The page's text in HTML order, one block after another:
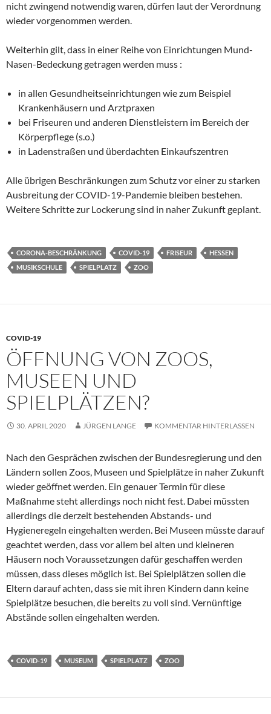
nicht zwingend notwendig waren, dürfen laut der Verordnung
wieder vorgenommen werden.
Weiterhin gilt, dass in einer Reihe von Einrichtungen Mund-
Nasen-Bedeckung getragen werden muss :
in allen Gesundheitseinrichtungen wie zum Beispiel
Krankenhäusern und Arztpraxen
bei Friseuren und anderen Dienstleistern im Bereich der
Körperpflege (s.o.)
in Ladenstraßen und überdachten Einkaufszentren
Alle übrigen Beschränkungen zum Schutz vor einer zu starken
Ausbreitung der COVID-19-Pandemie bleiben bestehen.
Weitere Schritte zur Lockerung sind in naher Zukunft geplant.
CORONA-BESCHRÄNKUNG COVID-19 FRISEUR
HESSEN
MUSIKSCHULE
SPIELPLATZ ZOO
COVID-19
ÖFFNUNG VON ZOOS,
MUSEEN UND
SPIELPLÄTZEN?
30. APRIL 2020 JÜRGEN LANGE KOMMENTAR HINTERLASSEN
Nach den Gesprächen zwischen der Bundesregierung und den
Ländern sollen Zoos, Museen und Spielplätze in naher Zukunft
wieder geöffnet werden. Ein genauer Termin für diese
Maßnahme steht allerdings noch nicht fest. Dabei müssten
allerdings die derzeit bestehenden Abstands- und
Hygieneregeln eingehalten werden. Bei Museen müsste darauf
geachtet werden, dass vor allem bei alten und kleineren
Häusern noch Voraussetzungen dafür geschaffen werden
müssen, dass dieses möglich ist. Bei Spielplätzen sollen die
Eltern darauf achten, dass sie mit ihren Kindern dann keine
Spielplätze besuchen, die bereits zu voll sind. Vernünftige
Abstände sollen eingehalten werden.
COVID-19 MUSEUM SPIELPLATZ ZOO